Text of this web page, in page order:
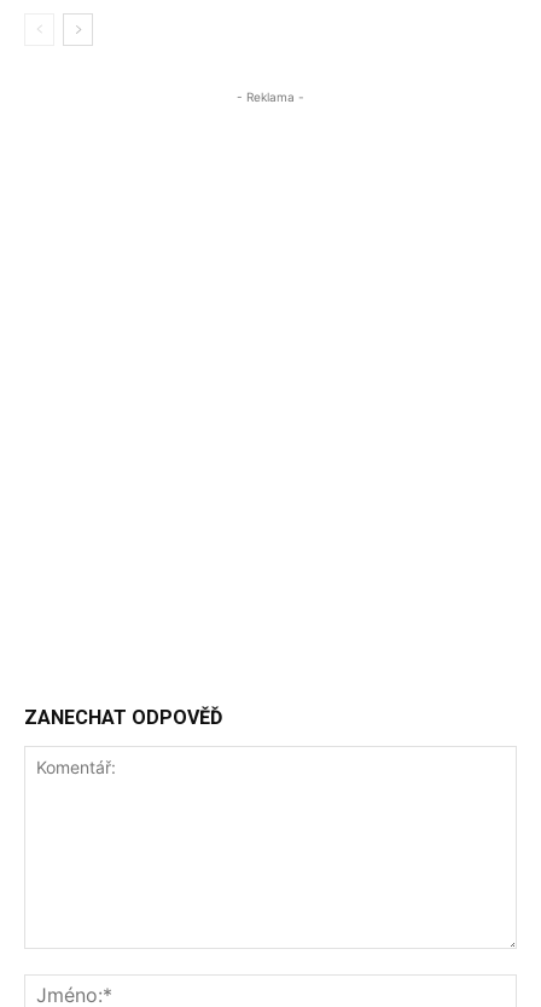
- Reklama -
ZANECHAT ODPOVĚĎ